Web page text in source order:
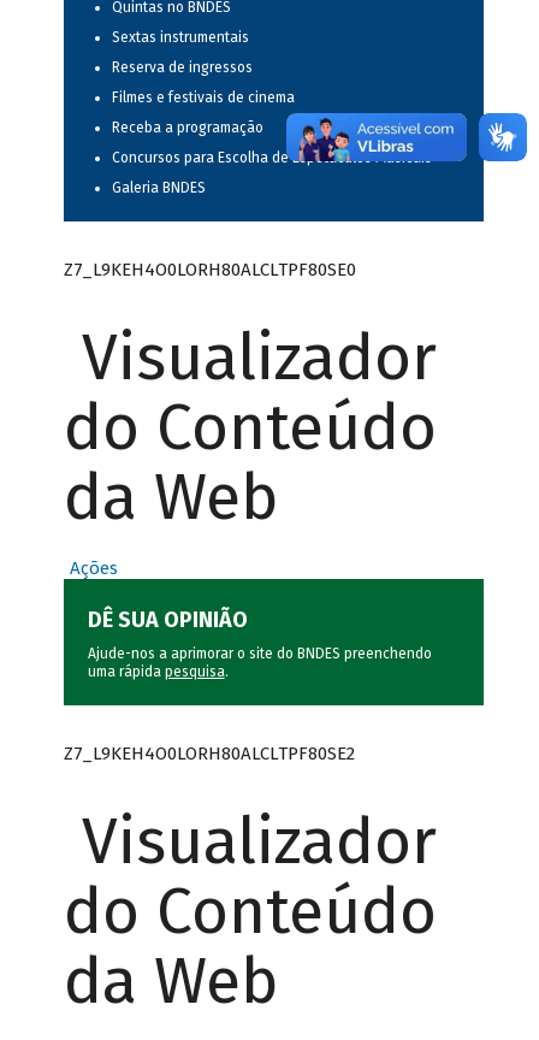
Quintas no BNDES
Sextas instrumentais
Reserva de ingressos
Filmes e festivais de cinema
Receba a programação
Concursos para Escolha de Espetáculos Musicais
Galeria BNDES
Z7_L9KEH4O0LORH80ALCLTPF80SE0
Visualizador
do Conteúdo
da Web
Ações
DÊ SUA OPINIÃO
Ajude-nos a aprimorar o site do BNDES preenchendo
uma rápida pesquisa.
Z7_L9KEH4O0LORH80ALCLTPF80SE2
Visualizador
do Conteúdo
da Web